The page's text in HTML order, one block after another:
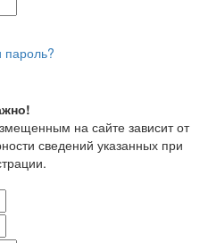
на сайте зависит от
сведений указанных при